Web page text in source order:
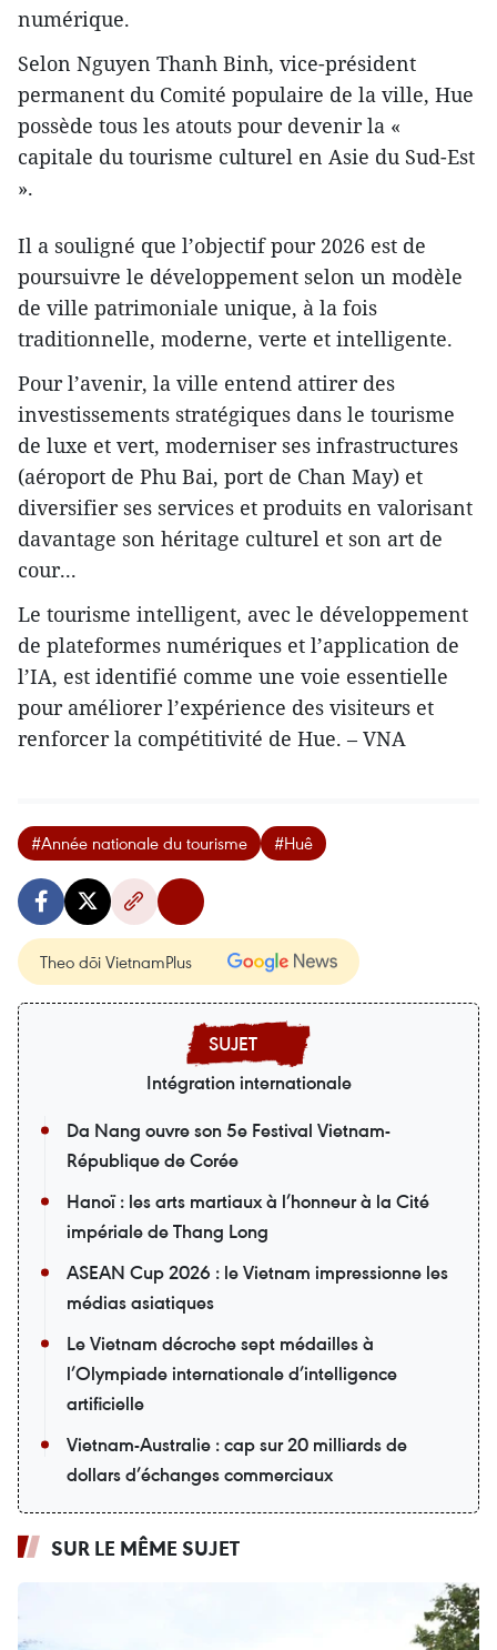
numérique.
Selon Nguyen Thanh Binh, vice-président
permanent du Comité populaire de la ville, Hue
possède tous les atouts pour devenir la «
capitale du tourisme culturel en Asie du Sud-Est
».
Il a souligné que l’objectif pour 2026 est de
poursuivre le développement selon un modèle
de ville patrimoniale unique, à la fois
traditionnelle, moderne, verte et intelligente.
Pour l’avenir, la ville entend attirer des
investissements stratégiques dans le tourisme
de luxe et vert, moderniser ses infrastructures
(aéroport de Phu Bai, port de Chan May) et
diversifier ses services et produits en valorisant
davantage son héritage culturel et son art de
cour...
Le tourisme intelligent, avec le développement
de plateformes numériques et l’application de
l’IA, est identifié comme une voie essentielle
pour améliorer l’expérience des visiteurs et
renforcer la compétitivité de Hue. – VNA
#Année nationale du tourisme #Huê
Theo dõi VietnamPlus
Intégration internationale
Da Nang ouvre son 5e Festival Vietnam-
République de Corée
Hanoï : les arts martiaux à l’honneur à la Cité
impériale de Thang Long
ASEAN Cup 2026 : le Vietnam impressionne les
médias asiatiques
Le Vietnam décroche sept médailles à
l’Olympiade internationale d’intelligence
artificielle
Vietnam-Australie : cap sur 20 milliards de
dollars d’échanges commerciaux
SUR LE MÊME SUJET